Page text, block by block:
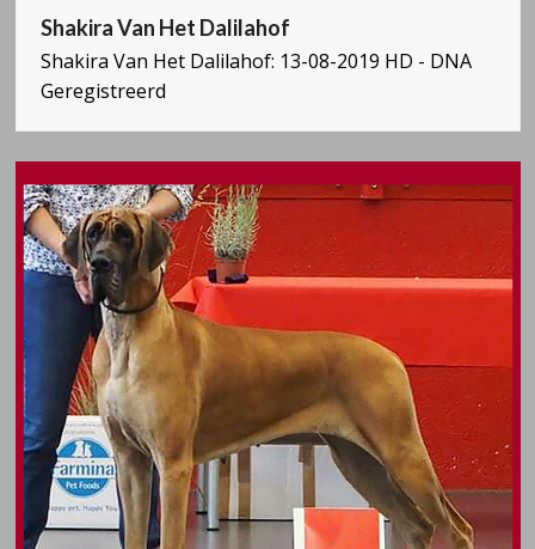
Shakira Van Het Dalilahof
Shakira Van Het Dalilahof: 13-08-2019 HD - DNA
Geregistreerd